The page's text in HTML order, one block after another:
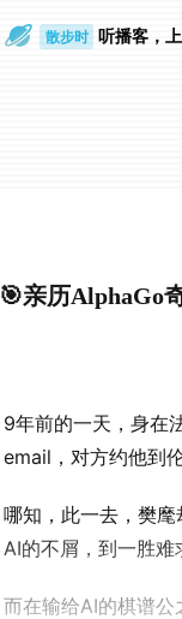
散步时
通勤路上
听播客，
🎯亲历AlphaGo
9年前的一天，身在
email，对方约他到
哪知，此一去，樊
AI的不屑，到一胜难
而在输给AI的棋谱公